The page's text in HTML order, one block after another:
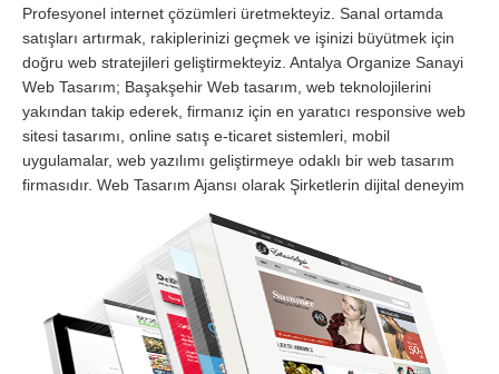
Profesyonel internet çözümleri üretmekteyiz. Sanal ortamda
satışları artırmak, rakiplerinizi geçmek ve işinizi büyütmek için
doğru web stratejileri geliştirmekteyiz. Antalya Organize Sanayi
Web Tasarım; Başakşehir Web tasarım, web teknolojilerini
yakından takip ederek, firmanız için en yaratıcı responsive web
sitesi tasarımı, online satış e-ticaret sistemleri, mobil
uygulamalar, web yazılımı geliştirmeye odaklı bir web tasarım
firmasıdır. Web Tasarım Ajansı olarak Şirketlerin dijital deneyim